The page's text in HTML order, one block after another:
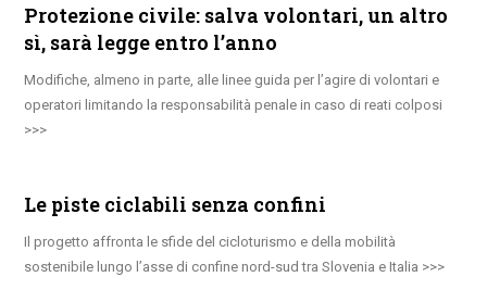
Protezione civile: salva volontari, un altro
sì, sarà legge entro l’anno
Modifiche, almeno in parte, alle linee guida per l’agire di volontari e
operatori limitando la responsabilità penale in caso di reati colposi
Le piste ciclabili senza confini
Il progetto affronta le sfide del cicloturismo e della mobilità
sostenibile lungo l’asse di confine nord-sud tra Slovenia e Italia